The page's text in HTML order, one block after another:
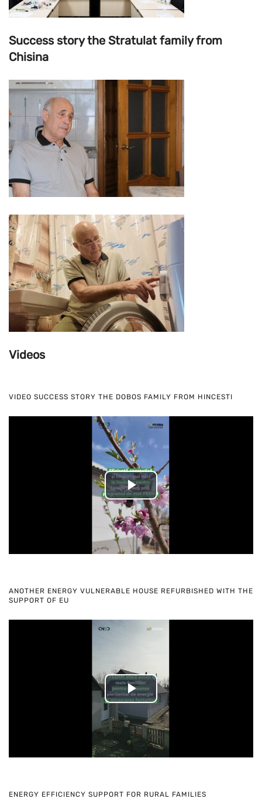
Success story the Stratulat family from
Chisina
Videos
VIDEO SUCCESS STORY THE DOBOS FAMILY FROM HINCESTI
Play
Video
ANOTHER ENERGY VULNERABLE HOUSE REFURBISHED WITH THE
SUPPORT OF EU
Play
Video
ENERGY EFFICIENCY SUPPORT FOR RURAL FAMILIES